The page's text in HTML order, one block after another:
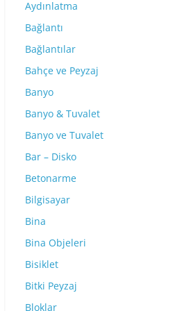
Aydınlatma
Bağlantı
Bağlantılar
Bahçe ve Peyzaj
Banyo
Banyo & Tuvalet
Banyo ve Tuvalet
Bar – Disko
Betonarme
Bilgisayar
Bina
Bina Objeleri
Bisiklet
Bitki Peyzaj
Bloklar